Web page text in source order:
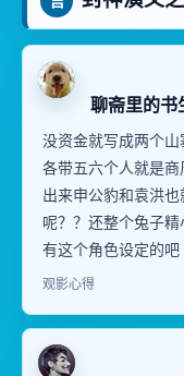
聊斋里的书
没资金就写成两个
各带五六个人就是
出来申公豹和袁洪
呢？？还整个兔子
有这个角色设定的吧
观影心得